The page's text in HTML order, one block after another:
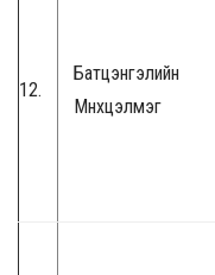
12.
Батцэнгэлийн
Мөнхцэлмэг